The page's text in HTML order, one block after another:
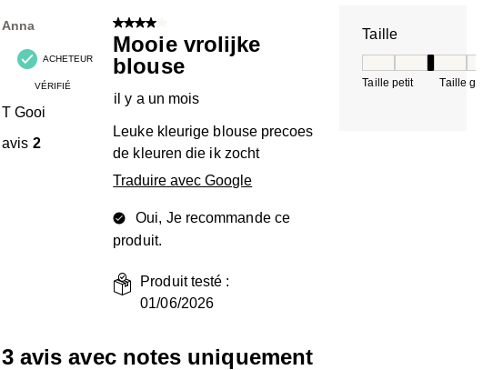
avis.
Anna
ACHETEUR
VÉRIFIÉ
T Gooi
avis 2
4 sur 5 étoiles.
Mooie vrolijke
blouse
il y a un mois
Leuke kleurige blouse precoes
de kleuren die ik zocht
Traduire avec Google
Oui, Je recommande ce
produit.
Produit testé :
01/06/2026
Taille
Taille petit Taille
3 avis avec notes uniquement